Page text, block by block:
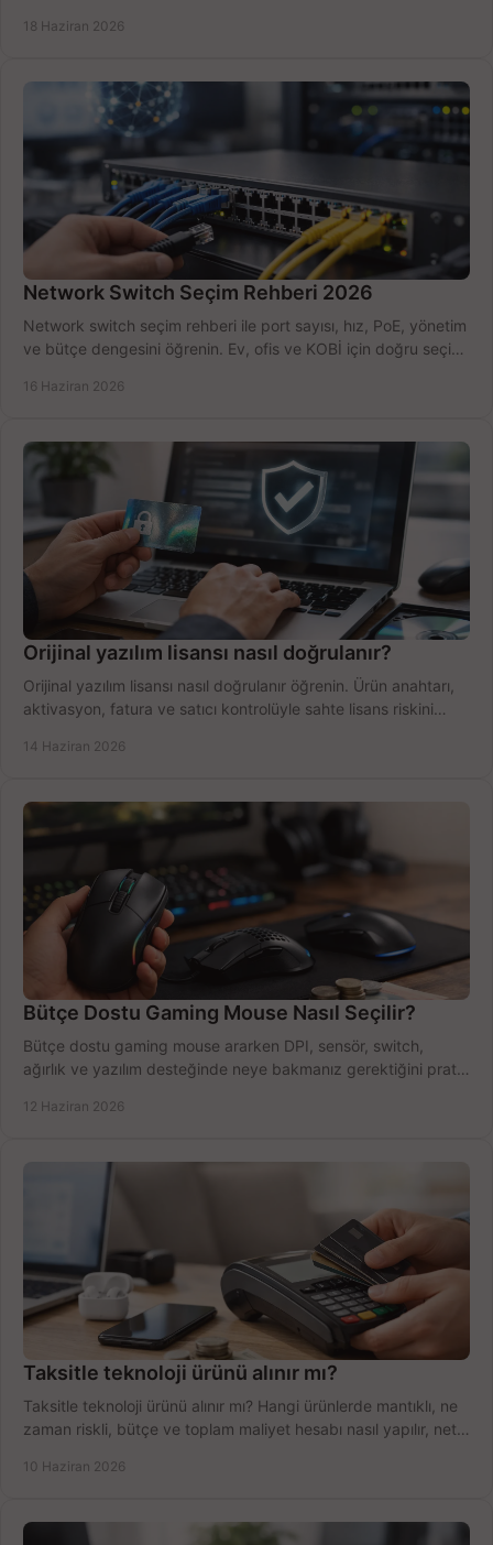
18 Haziran 2026
Network Switch Seçim Rehberi 2026
Network switch seçim rehberi ile port sayısı, hız, PoE, yönetim
ve bütçe dengesini öğrenin. Ev, ofis ve KOBİ için doğru seçimi
16 Haziran 2026
Orijinal yazılım lisansı nasıl doğrulanır?
Orijinal yazılım lisansı nasıl doğrulanır öğrenin. Ürün anahtarı,
aktivasyon, fatura ve satıcı kontrolüyle sahte lisans riskini
14 Haziran 2026
Bütçe Dostu Gaming Mouse Nasıl Seçilir?
Bütçe dostu gaming mouse ararken DPI, sensör, switch,
ağırlık ve yazılım desteğinde neye bakmanız gerektiğini pratik
12 Haziran 2026
Taksitle teknoloji ürünü alınır mı?
Taksitle teknoloji ürünü alınır mı? Hangi ürünlerde mantıklı, ne
zaman riskli, bütçe ve toplam maliyet hesabı nasıl yapılır, net
10 Haziran 2026